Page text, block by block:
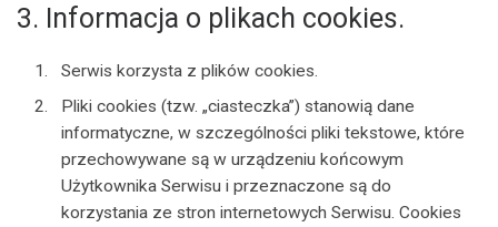
3. Informacja o plikach cookies.
Serwis korzysta z plików cookies.
Pliki cookies (tzw. „ciasteczka”) stanowią dane
informatyczne, w szczególności pliki tekstowe, które
przechowywane są w urządzeniu końcowym
Użytkownika Serwisu i przeznaczone są do
korzystania ze stron internetowych Serwisu. Cookies